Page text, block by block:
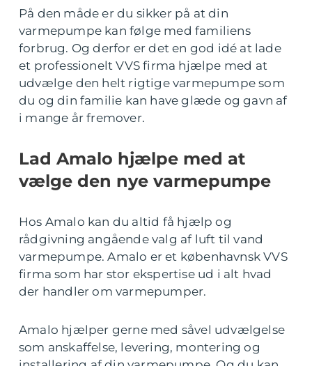
På den måde er du sikker på at din
varmepumpe kan følge med familiens
forbrug. Og derfor er det en god idé at lade
et professionelt VVS firma hjælpe med at
udvælge den helt rigtige varmepumpe som
du og din familie kan have glæde og gavn af
i mange år fremover.
Lad Amalo hjælpe med at
vælge den nye varmepumpe
Hos Amalo kan du altid få hjælp og
rådgivning angående valg af luft til vand
varmepumpe. Amalo er et københavnsk VVS
firma som har stor ekspertise ud i alt hvad
der handler om varmepumper.
Amalo hjælper gerne med såvel udvælgelse
som anskaffelse, levering, montering og